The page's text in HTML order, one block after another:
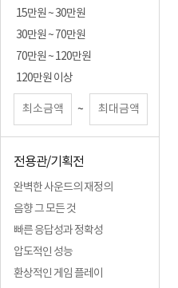
Coms
audio-technica
15만원 ~ 30만원
30만원 ~ 70만원
70만원 ~ 120만원
120만원 이상
~
전용관/기획전
완벽한 사운드의 재정의
음향 그 모든 것
빠른 응답성과 정확성
압도적인 성능
환상적인 게임 플레이